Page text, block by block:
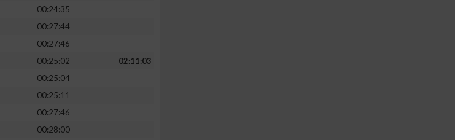
00:24:35
00:27:44
00:27:46
00:25:02
02:11:03
00:25:04
00:25:11
00:27:46
00:28:00